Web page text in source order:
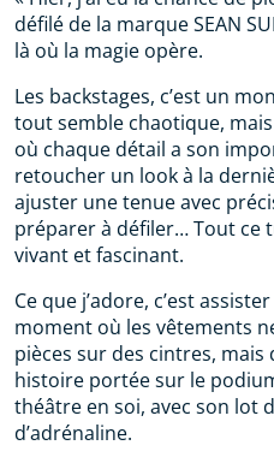
défilé de la marque SEAN
là où la magie opère.
Les backstages, c’est un
tout semble chaotique,
où chaque détail a son
retoucher un look à la
ajuster une tenue avec
préparer à défiler… Tout ce
vivant et fascinant.
Ce que j’adore, c’est
moment où les vêtements
pièces sur des cintres,
histoire portée sur le
théâtre en soi, avec son lot
d’adrénaline.